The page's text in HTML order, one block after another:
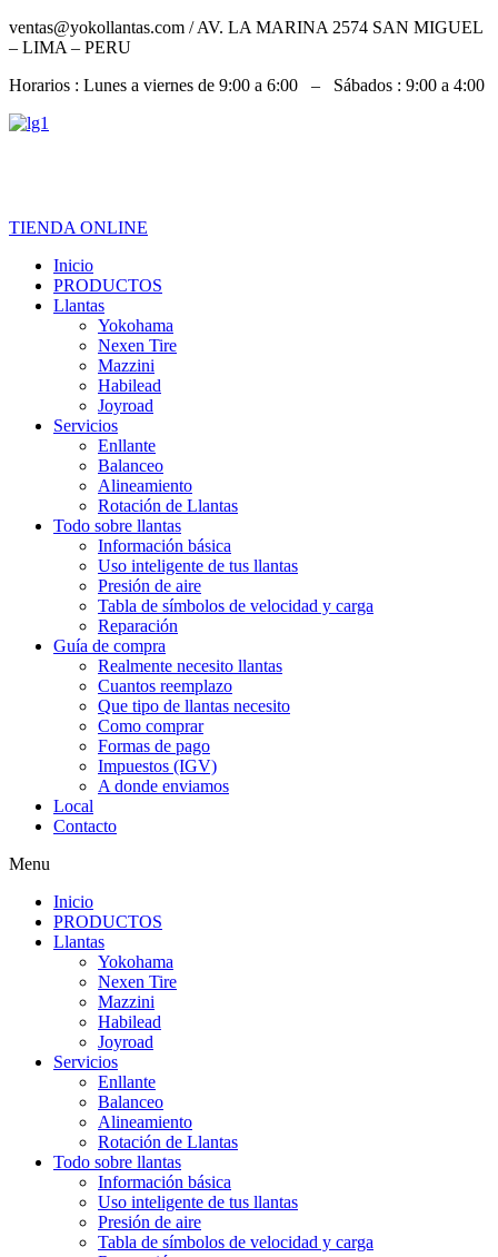
ventas@yokollantas.com / AV. LA MARINA 2574 SAN MIGUEL
– LIMA – PERU
Horarios : Lunes a viernes de 9:00 a 6:00 – Sábados : 9:00 a 4:00
TIENDA ONLINE
Inicio
PRODUCTOS
Llantas
Yokohama
Nexen Tire
Mazzini
Habilead
Joyroad
Servicios
Enllante
Balanceo
Alineamiento
Rotación de Llantas
Todo sobre llantas
Información básica
Uso inteligente de tus llantas
Presión de aire
Tabla de símbolos de velocidad y carga
Reparación
Guía de compra
Realmente necesito llantas
Cuantos reemplazo
Que tipo de llantas necesito
Como comprar
Formas de pago
Impuestos (IGV)
A donde enviamos
Local
Contacto
Menu
Inicio
PRODUCTOS
Llantas
Yokohama
Nexen Tire
Mazzini
Habilead
Joyroad
Servicios
Enllante
Balanceo
Alineamiento
Rotación de Llantas
Todo sobre llantas
Información básica
Uso inteligente de tus llantas
Presión de aire
Tabla de símbolos de velocidad y carga